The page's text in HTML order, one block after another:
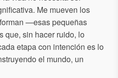
Me mueven los
—esas pequeñas
que, sin hacer ruido, lo
etapa con intención es lo
el mundo, un